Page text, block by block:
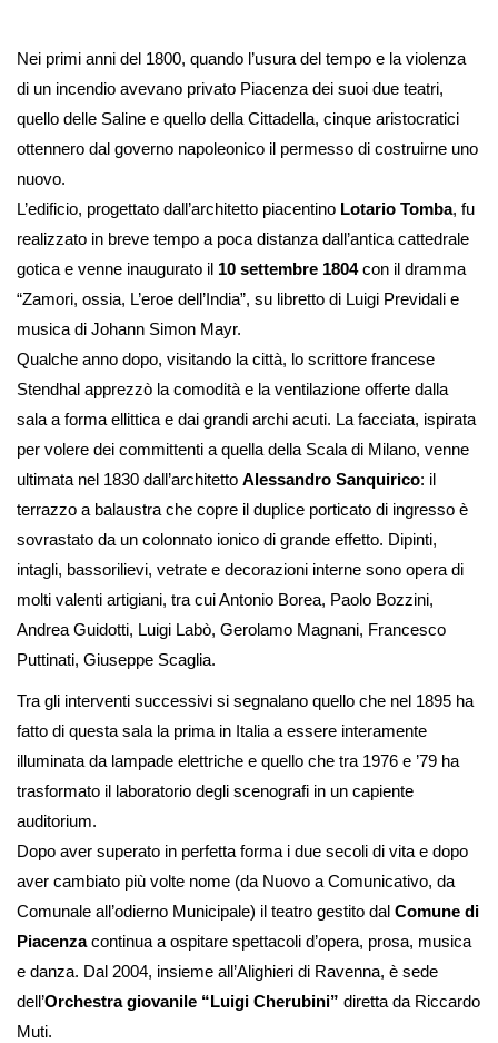
Nei primi anni del 1800, quando l’usura del tempo e la violenza
di un incendio avevano privato Piacenza dei suoi due teatri,
quello delle Saline e quello della Cittadella, cinque aristocratici
ottennero dal governo napoleonico il permesso di costruirne uno
nuovo.
L’edificio, progettato dall’architetto piacentino Lotario Tomba, fu
realizzato in breve tempo a poca distanza dall’antica cattedrale
gotica e venne inaugurato il 10 settembre 1804con il dramma
“Zamori, ossia, L’eroe dell’India”, su libretto di Luigi Previdali e
musica di Johann Simon Mayr.
Qualche anno dopo, visitando la città, lo scrittore francese
Stendhal apprezzò la comodità e la ventilazione offerte dalla
sala a forma ellittica e dai grandi archi acuti. La facciata, ispirata
per volere dei committenti a quella della Scala di Milano, venne
ultimata nel 1830 dall’architetto Alessandro Sanquirico: il
terrazzo a balaustra che copre il duplice porticato di ingresso è
sovrastato da un colonnato ionico di grande effetto. Dipinti,
intagli, bassorilievi, vetrate e decorazioni interne sono opera di
molti valenti artigiani, tra cui Antonio Borea, Paolo Bozzini,
Andrea Guidotti, Luigi Labò, Gerolamo Magnani, Francesco
Puttinati, Giuseppe Scaglia.
Tra gli interventi successivi si segnalano quello che nel 1895 ha
fatto di questa sala la prima in Italia a essere interamente
illuminata da lampade elettriche e quello che tra 1976 e ’79 ha
trasformato il laboratorio degli scenografi in un capiente
auditorium.
Dopo aver superato in perfetta forma i due secoli di vita e dopo
aver cambiato più volte nome (da Nuovo a Comunicativo, da
Comunale all’odierno Municipale) il teatro gestito dal Comune di
Piacenzacontinua a ospitare spettacoli d’opera, prosa, musica
e danza. Dal 2004, insieme all’Alighieri di Ravenna, è sede
dell’Orchestra giovanile “Luigi Cherubini” diretta da Riccardo
Muti.